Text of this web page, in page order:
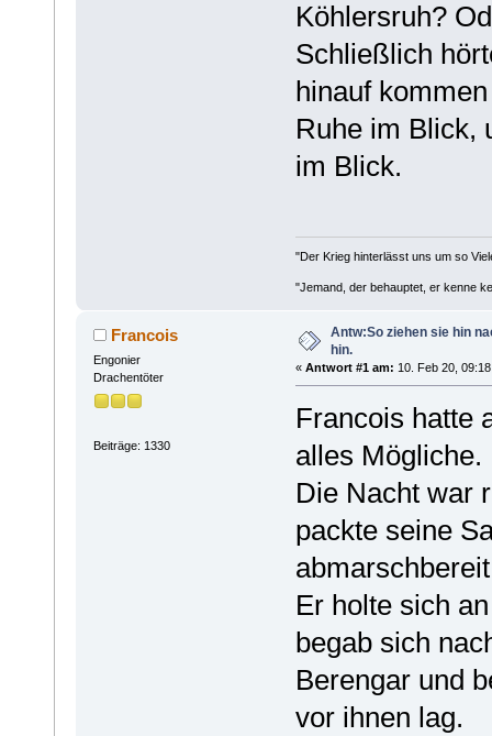
Köhlersruh?
Schließlich
hinauf
Ruhe im Blick,
im Blick.
"Der Krieg hinterlässt uns um so
"Jemand, der behauptet, er kenne
Francois
Engonier
Drachentöter
Beiträge: 1330
Antw:So ziehen sie hin
hin.
« Antwort #1 am: 10. Feb 20,
Francois hatte
alles Mögliche.
Die Nacht war
packte seine
Er holte sich
begab sich
Berengar und
vor ihnen lag.